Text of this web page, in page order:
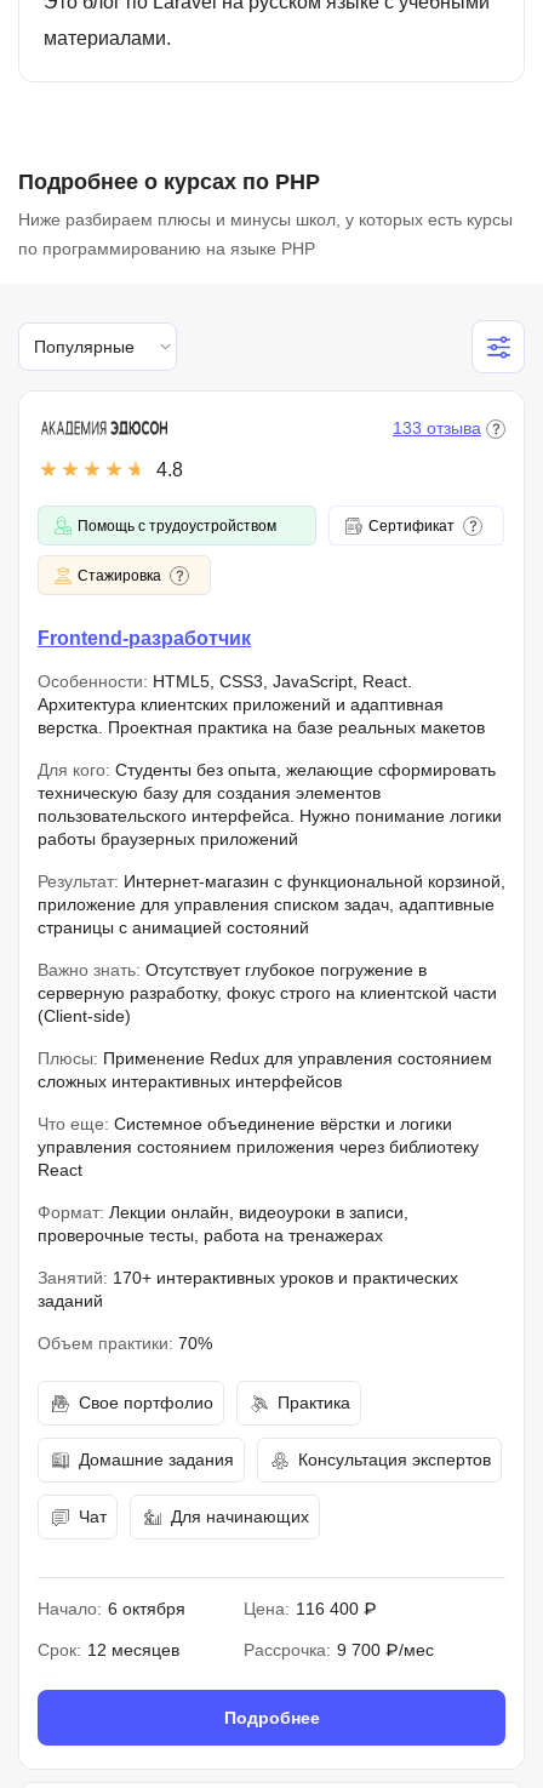
материалами.
Подробнее о курсах по PHP
Ниже разбираем плюсы и минусы школ, у которых есть курсы
по программированию на языке PHP
Популярные
4.8
133 отзыва
Помощь с трудоустройством Сертификат
Стажировка
Frontend-разработчик
Особенности: HTML5, CSS3, JavaScript, React.
Архитектура клиентских приложений и адаптивная
верстка. Проектная практика на базе реальных макетов
Для кого: Студенты без опыта, желающие сформировать
техническую базу для создания элементов
пользовательского интерфейса. Нужно понимание логики
работы браузерных приложений
Результат: Интернет-магазин с функциональной корзиной,
приложение для управления списком задач, адаптивные
страницы с анимацией состояний
Важно знать: Отсутствует глубокое погружение в
серверную разработку, фокус строго на клиентской части
(Client-side)
Плюсы: Применение Redux для управления состоянием
сложных интерактивных интерфейсов
Что еще: Системное объединение вёрстки и логики
управления состоянием приложения через библиотеку
React
Формат: Лекции онлайн, видеоуроки в записи,
проверочные тесты, работа на тренажерах
Занятий: 170+ интерактивных уроков и практических
заданий
Объем практики: 70%
Свое портфолио Практика
Домашние задания Консультация экспертов
Чат Для начинающих
Начало: 6 октября Цена: 116 400 ₽
Срок: 12 месяцев Рассрочка: 9 700 ₽/мес
Подробнее